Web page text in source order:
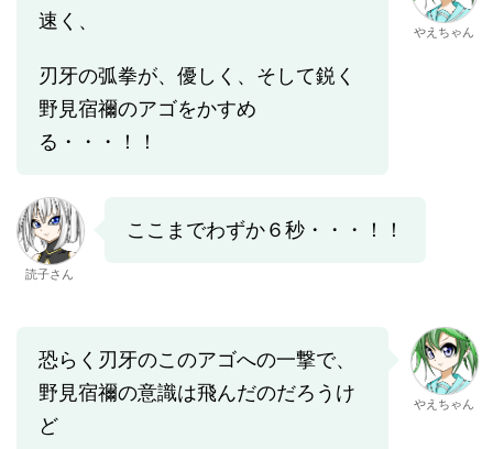
速く、
刃牙の弧拳が、優しく、そして鋭く
野見宿禰のアゴをかすめ
る・・・！！
やえちゃん
読子さん
ここまでわずか６秒・・・！！
恐らく刃牙のこのアゴへの一撃で、
野見宿禰の意識は飛んだのだろうけ
ど
やえちゃん